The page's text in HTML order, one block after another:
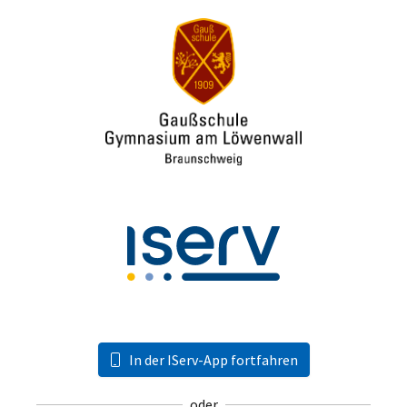
In der IServ-App fortfahren